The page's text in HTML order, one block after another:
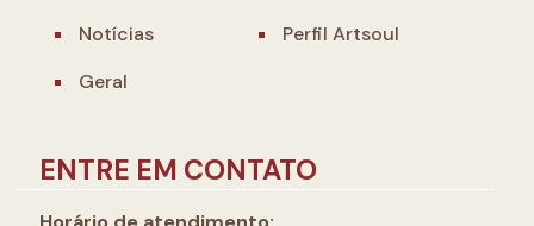
Notícias
Perfil Artsoul
Geral
ENTRE EM CONTATO